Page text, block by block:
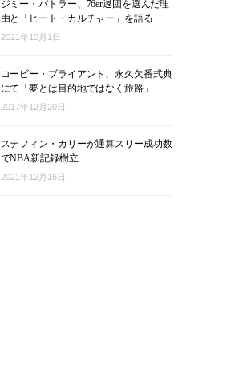
ジミー・バトラー、76er退団を選んだ理
由と「ヒート・カルチャー」を語る
2021年10月1日
コービー・ブライアント、永久欠番式典
にて「夢とは目的地ではなく旅路」
2017年12月20日
ステフィン・カリーが通算スリー成功数
でNBA新記録樹立
2021年12月16日